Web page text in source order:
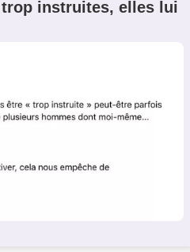
instruites, elles lui